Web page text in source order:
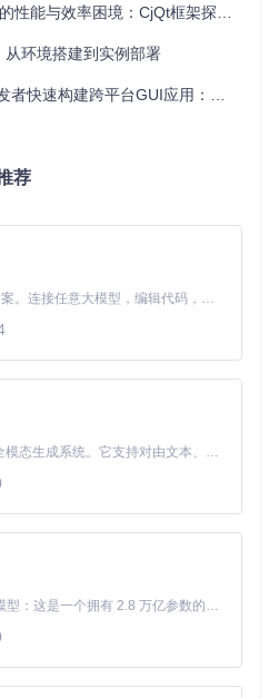
平缓 陡峭
非常成
非常
得了良好平衡，同时保持了较小
构
，确保了框架的稳定性、可扩展
构建，提供底层GUI渲染和窗
的地基，为整个框架提供坚实的
、内存管理封装和信号槽机制转
角色，将Qt的C++接口转换为仓
局管理系统和事件处理机制，是
能与效率困境：CjQt框架探索指南
环境搭建到实例部署
建跨平台GUI应用：CjQt框架实战指南
荐
Claude Code 的开源替代方案。连接任意大模型，编辑代码，运行命令，自动验证 — 全自动执行。用 Rust 构建，极致性能。 ｜ An open-source alternative to Claude Code. Connect any LLM, edit code, run commands, and verify changes — autonomously. Built in Rust for speed. Get Started
MiniMax H3 是一个通用的全模态生成系统。它支持对由文本、图像、视频和音频组成的多模态上下文进行统一理解，并能生成分辨率高达 2K、时长可达 15 秒的带原生立体声音频的视频。得益于面向任务泛化的系统设计，H3 在预训练阶段就已具备广泛的多模态上下文理解与生成能力，能够出色地执行复杂的多模态指令。
Kimi K3 是Kimi能力最强的模型：这是一个拥有 2.8 万亿参数的混合专家（MoE）模型，具备原生视觉理解能力，并支持 100 万 token 的上下文窗口。